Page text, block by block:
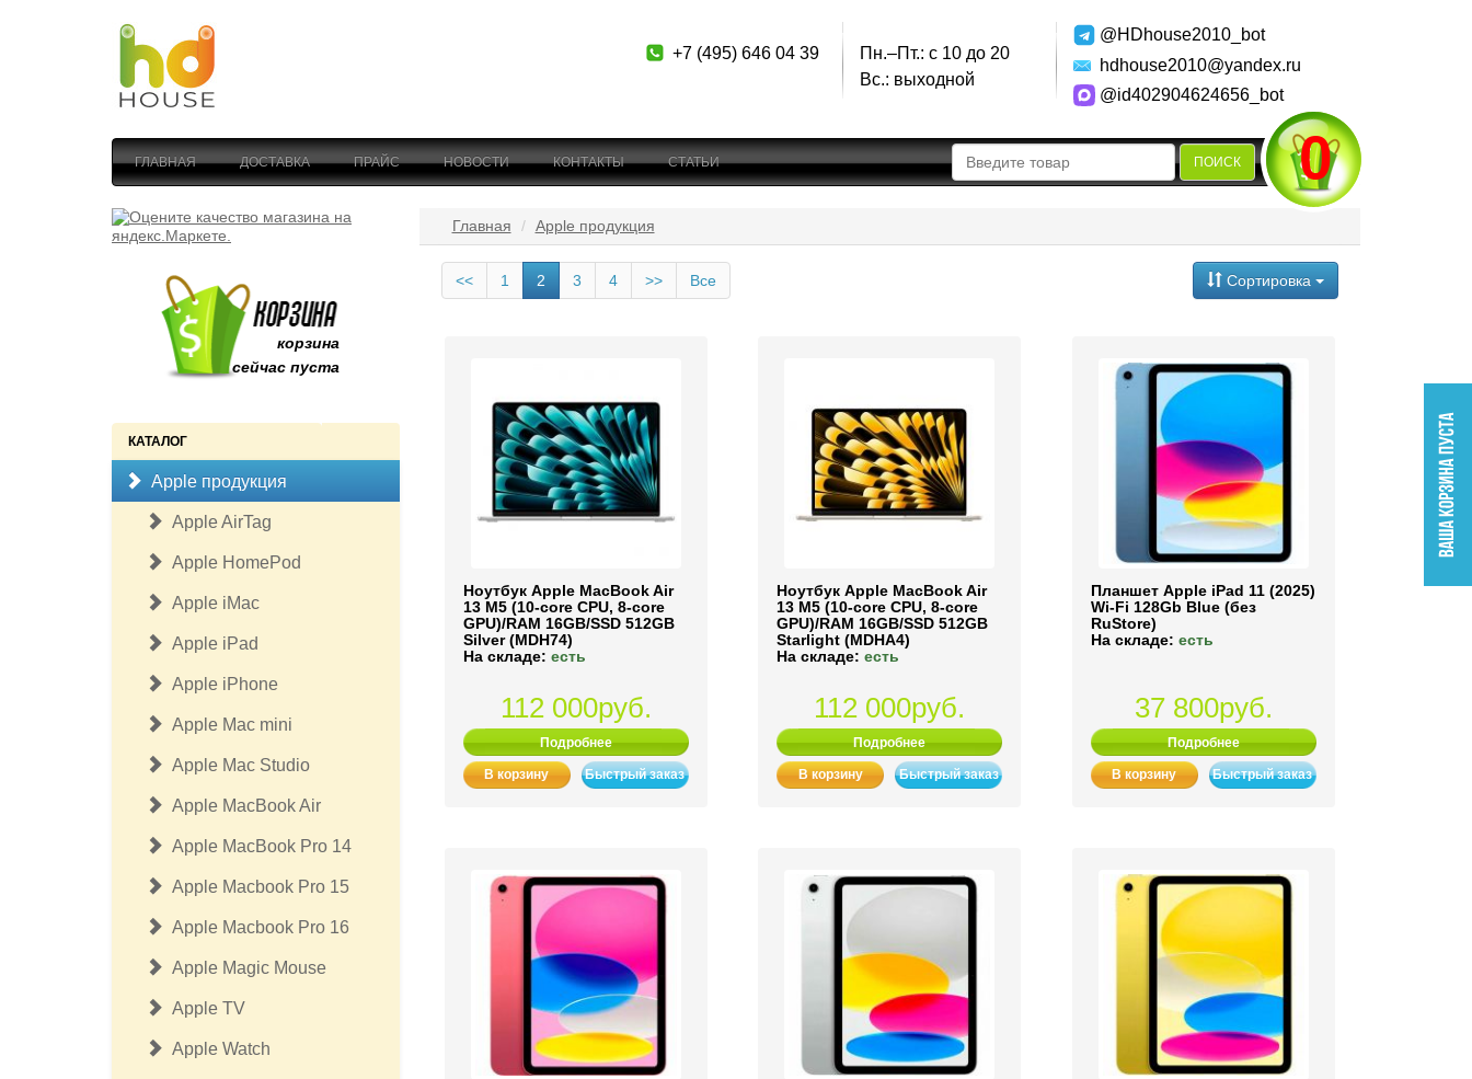
+7 (495) 646 04 39
Пн.–Пт.: с 10 до 20
Вс.: выходной
@HDhouse2010_bot
hdhouse2010@yandex.ru
@id402904624656_bot
ГЛАВНАЯ ДОСТАВКА ПРАЙС НОВОСТИ КОНТАКТЫ СТАТЬИ ПОИСК 0
корзина
сейчас пуста
КАТАЛОГ
Apple продукция
Apple AirTag
Apple HomePod
Apple iMac
Apple iPad
Apple iPhone
Apple Mac mini
Apple Mac Studio
Apple MacBook Air
Apple MacBook Pro 14
Apple Macbook Pro 15
Apple Macbook Pro 16
Apple Magic Mouse
Apple TV
Apple Watch
Главная Apple продукция
<< 1 2 3 4 >> Все Сортировка
Ноутбук Apple MacBook Air
13 M5 (10-core CPU, 8-core
GPU)/RAM 16GB/SSD 512GB
Silver (MDH74)
На складе: есть
112 000руб.
Подробнее
В корзину Быстрый заказ
Ноутбук Apple MacBook Air
13 M5 (10-core CPU, 8-core
GPU)/RAM 16GB/SSD 512GB
Starlight (MDHA4)
На складе:есть
112 000руб.
Подробнее
В корзину Быстрый заказ
Планшет Apple iPad 11 (2025)
Wi-Fi 128Gb Blue (без
RuStore)
На складе: есть
37 800руб.
Подробнее
В корзину Быстрый заказ